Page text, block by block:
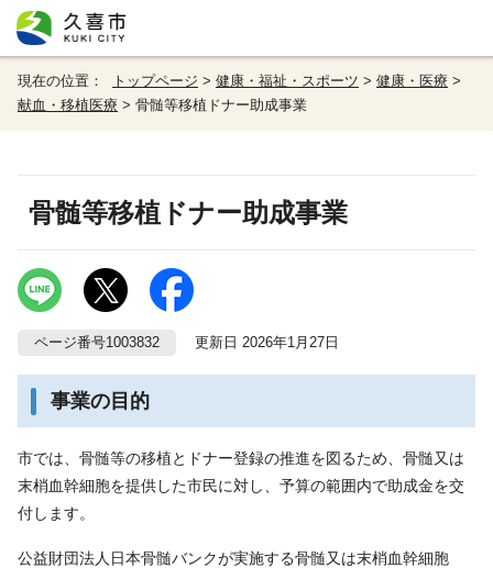
現在の位置： トップページ > 健康・福祉・スポーツ > 健康・医療 >
献血・移植医療 > 骨髄等移植ドナー助成事業
骨髄等移植ドナー助成事業
ページ番号1003832 更新日 2026年1月27日
事業の目的
市では、骨髄等の移植とドナー登録の推進を図るため、骨髄又は
末梢血幹細胞を提供した市民に対し、予算の範囲内で助成金を交
付します。
公益財団法人日本骨髄バンクが実施する骨髄又は末梢血幹細胞